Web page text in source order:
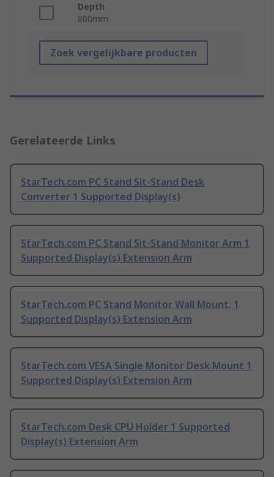
Depth
800mm
Zoek vergelijkbare producten
Gerelateerde Links
StarTech.com PC Stand Sit-Stand Desk
Converter 1 Supported Display(s)
StarTech.com PC Stand Sit-Stand Monitor Arm 1
Supported Display(s) Extension Arm
StarTech.com PC Stand Monitor Wall Mount, 1
Supported Display(s) Extension Arm
StarTech.com VESA Single Monitor Desk Mount 1
Supported Display(s) Extension Arm
StarTech.com Desk CPU Holder 1 Supported
Display(s) Extension Arm